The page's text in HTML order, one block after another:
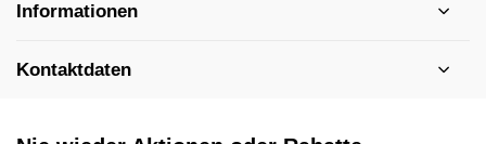
Informationen
Kontaktdaten